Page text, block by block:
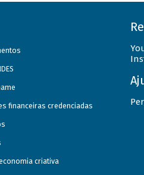
financeiras credenciadas
criativa